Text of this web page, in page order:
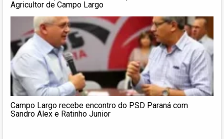
Agricultor de Campo Largo
Campo Largo recebe encontro do PSD Paraná com
Sandro Alex e Ratinho Junior